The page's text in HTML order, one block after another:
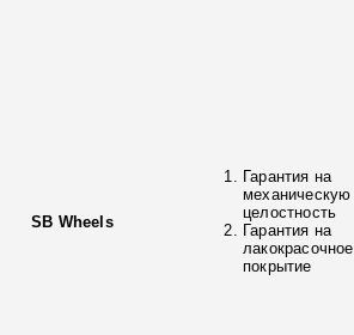
SB Wheels
Гарантия на
механическую
целостность
Гарантия на
лакокрасочное
покрытие